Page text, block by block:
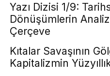
Yazı Dizisi 1/9:
Dönüşümlerin
Çerçeve
Kıtalar Savaşının
Kapitalizmin